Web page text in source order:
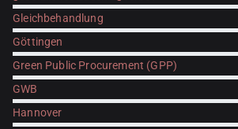
Gleichbehandlung
Göttingen
Green Public Procurement (GPP)
GWB
Hannover